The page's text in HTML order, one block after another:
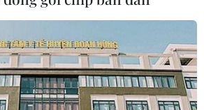
trăn trở gì về
bán kết